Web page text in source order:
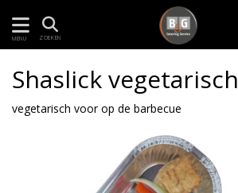
MENU ZOEKEN
Shaslick vegetarisch
vegetarisch voor op de barbecue